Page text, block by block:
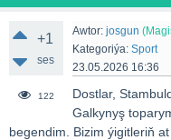
+1
ses
122
Awtor: josgun
Kategoriýa: Sport
23.05.2026 16:36
Dostlar,
Galkynyş
begendim. Bizim ýigitleriň